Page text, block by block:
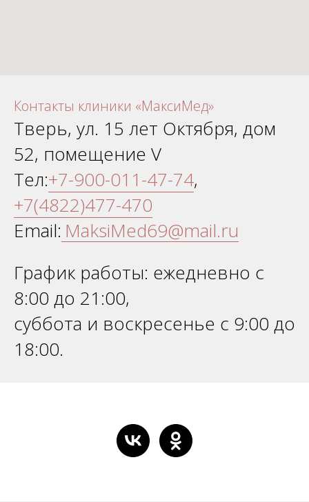
Контакты клиники «МаксиМед»
Тверь, ул. 15 лет Октября, дом
52, помещение V
Тел:+7-900-011-47-74,
+7(4822)477-470
Email: MaksiMed69@mail.ru
График работы: ежедневно с
8:00 до 21:00,
суббота и воскресенье с 9:00 до
18:00.